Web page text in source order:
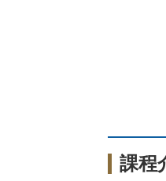
課程